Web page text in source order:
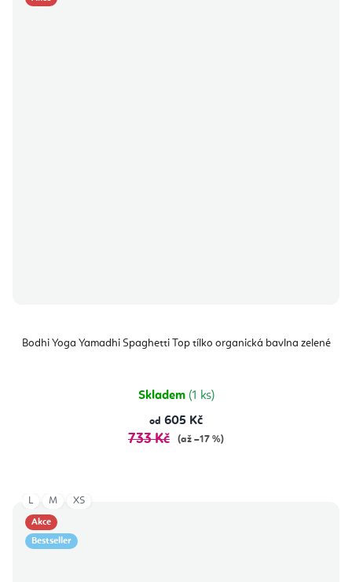
Bodhi Yoga Yamadhi Spaghetti Top tílko organická bavlna zelené
Skladem (1 ks)
od 605 Kč
733 Kč (až –17 %)
Akce
Bestseller
L M XS